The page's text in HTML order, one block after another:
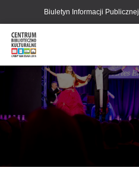
Biuletyn Informacji Publicznej